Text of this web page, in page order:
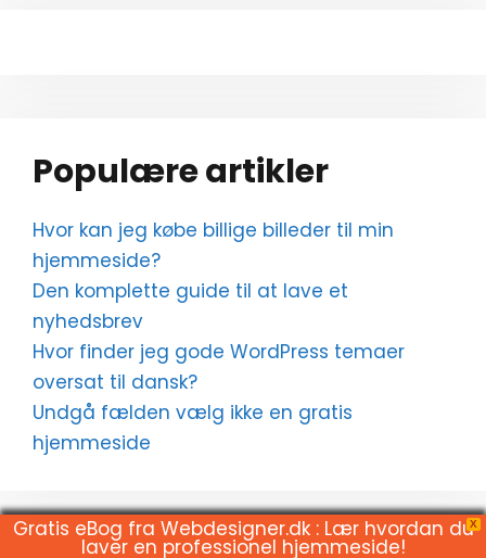
Populære artikler
Hvor kan jeg købe billige billeder til min
hjemmeside?
Den komplette guide til at lave et
nyhedsbrev
Hvor finder jeg gode WordPress temaer
oversat til dansk?
Undgå fælden vælg ikke en gratis
hjemmeside
X
Gratis eBog fra Webdesigner.dk : Lær hvordan du
laver en professionel hjemmeside!